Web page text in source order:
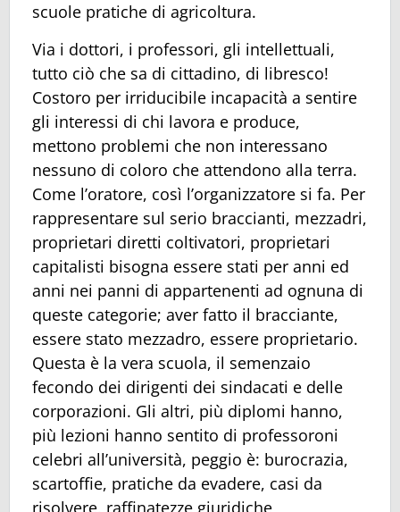
scuole pratiche di agricoltura.
Via i dottori, i professori, gli intellettuali,
tutto ciò che sa di cittadino, di libresco!
Costoro per irriducibile incapacità a sentire
gli interessi di chi lavora e produce,
mettono problemi che non interessano
nessuno di coloro che attendono alla terra.
Come l’oratore, così l’organizzatore si fa. Per
rappresentare sul serio braccianti, mezzadri,
proprietari diretti coltivatori, proprietari
capitalisti bisogna essere stati per anni ed
anni nei panni di appartenenti ad ognuna di
queste categorie; aver fatto il bracciante,
essere stato mezzadro, essere proprietario.
Questa è la vera scuola, il semenzaio
fecondo dei dirigenti dei sindacati e delle
corporazioni. Gli altri, più diplomi hanno,
più lezioni hanno sentito di professoroni
celebri all’università, peggio è: burocrazia,
scartoffie, pratiche da evadere, casi da
risolvere, raffinatezze giuridiche